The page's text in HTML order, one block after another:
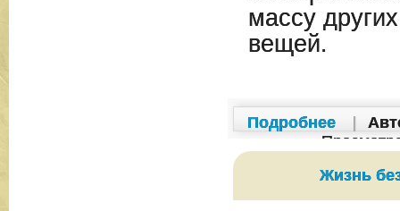
массу
вещей.
Подробнее
Жизнь